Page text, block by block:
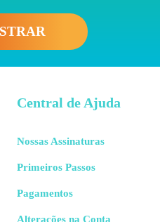
Central de Ajuda
Nossas Assinaturas
Primeiros Passos
Pagamentos
Alterações na Conta